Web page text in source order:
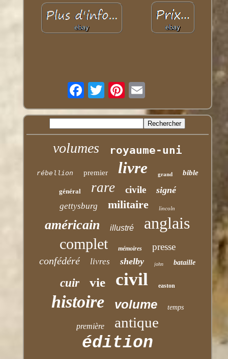
volumes royaume-uni
rébellion premier livre grand bible
général rare civile signé
gettysburg militaire lincoln
américain illustré anglais
complet mémoires presse
confédéré livres shelby john bataille
cuir vie civil easton
histoire volume temps
première antique
édition